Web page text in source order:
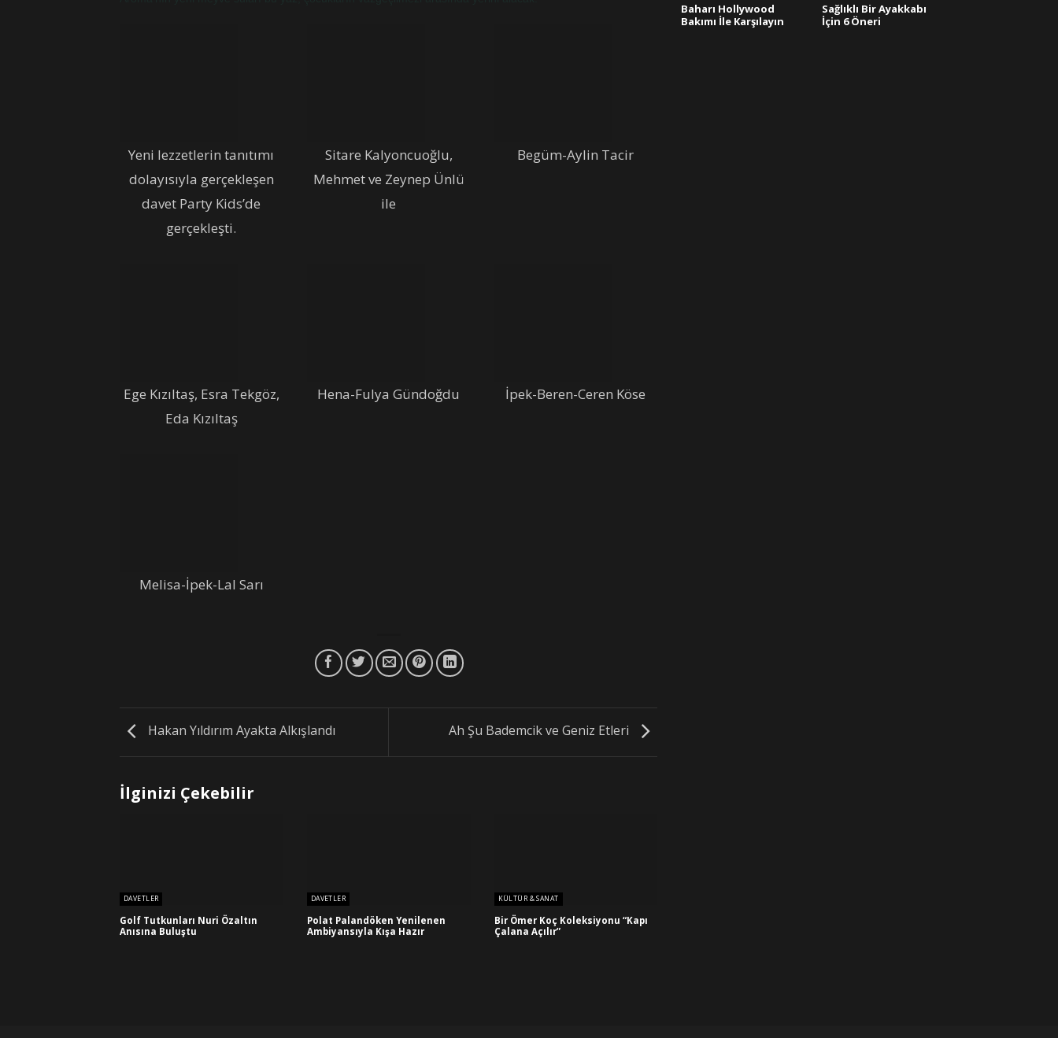
Yeni lezzetlerin tanıtımı
dolayısıyla gerçekleşen
davet Party Kids’de
gerçekleşti.
Sitare Kalyoncuoğlu,
Mehmet ve Zeynep Ünlü
ile
Begüm-Aylin Tacir
Ege Kızıltaş, Esra Tekgöz,
Eda Kızıltaş
Hena-Fulya Gündoğdu İpek-Beren-Ceren Köse
Melisa-İpek-Lal Sarı
Hakan Yıldırım Ayakta Alkışlandı Ah Şu Bademcik ve Geniz Etleri
İlginizi Çekebilir
DAVETLER
Golf Tutkunları Nuri Özaltın
Anısına Buluştu
DAVETLER
Polat Palandöken Yenilenen
Ambiyansıyla Kışa Hazır
KÜLTÜR & SANAT
Bir Ömer Koç Koleksiyonu “Kapı
Çalana Açılır”
Baharı Hollywood
Bakımı İle Karşılayın
Sağlıklı Bir Ayakkabı
İçin 6 Öneri